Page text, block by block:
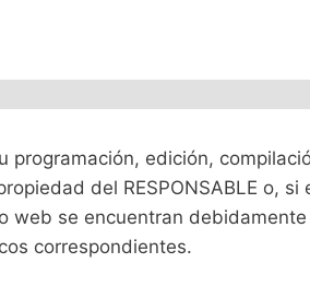
edición,
del RESPONSABLE o,
se encuentran
correspondientes.